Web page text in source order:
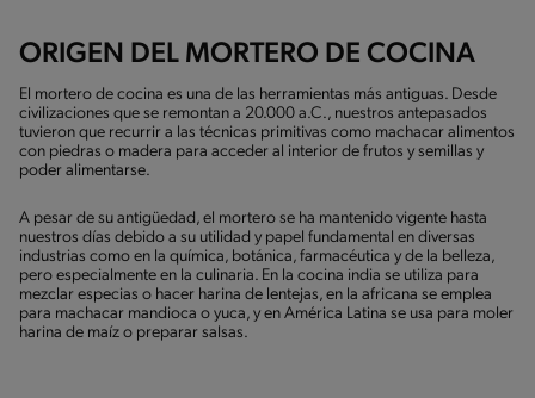
ORIGEN DEL MORTERO DE COCINA
El mortero de cocina es una de las herramientas más antiguas. Desde
civilizaciones que se remontan a 20.000 a.C., nuestros antepasados
tuvieron que recurrir a las técnicas primitivas como machacar alimentos
con piedras o madera para acceder al interior de frutos y semillas y
poder alimentarse.
A pesar de su antigüedad, el mortero se ha mantenido vigente hasta
nuestros días debido a su utilidad y papel fundamental en diversas
industrias como en la química, botánica, farmacéutica y de la belleza,
pero especialmente en la culinaria. En la cocina india se utiliza para
mezclar especias o hacer harina de lentejas, en la africana se emplea
para machacar mandioca o yuca, y en América Latina se usa para moler
harina de maíz o preparar salsas.